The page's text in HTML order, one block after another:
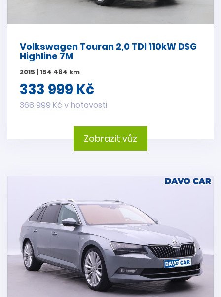
Volkswagen Touran 2,0 TDI 110kW DSG
Highline 7M
2015 | 154 484 km
333 999 Kč
368 999 Kč v hotovosti
Zobrazit vůz